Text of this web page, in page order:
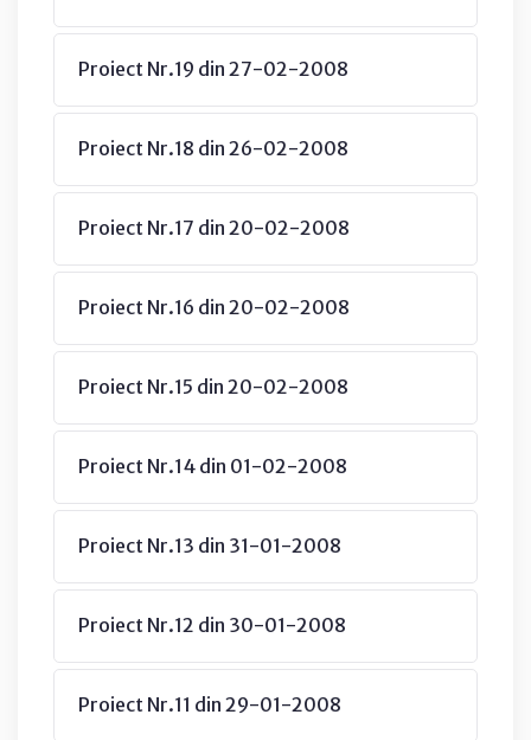
Proiect Nr.19 din 27-02-2008
Proiect Nr.18 din 26-02-2008
Proiect Nr.17 din 20-02-2008
Proiect Nr.16 din 20-02-2008
Proiect Nr.15 din 20-02-2008
Proiect Nr.14 din 01-02-2008
Proiect Nr.13 din 31-01-2008
Proiect Nr.12 din 30-01-2008
Proiect Nr.11 din 29-01-2008